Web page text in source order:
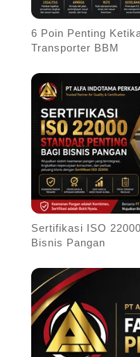
6 Poin Penting
Transporter BBM
Sertifikasi ISO
Bisnis Pangan